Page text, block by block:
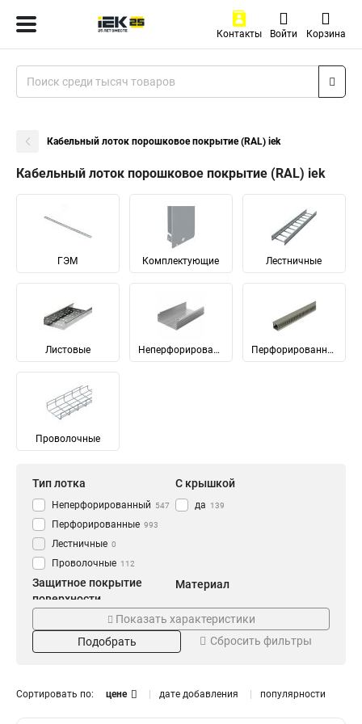
Контакты Войти Корзина
Кабельный лоток порошковое покрытие (RAL) iek
Кабельный лоток порошковое покрытие (RAL) iek
ГЭМ Комплектующие Лестничные
Листовые Неперфорированные Перфорированные
Проволочные
Тип лотка
Неперфорированный 547
Перфорированные 993
Лестничные 0
Проволочные 112
С крышкой
да 139
Защитное покрытие
поверхности
Оцинкованный (INOX) 42
Порошковое покрытие
(HDZ) 1042
Материал
Сталь 2578
Длина (мм) Размер короба, мм
Показать характеристики
Подобрать
Сбросить фильтры
Сортировать по: цене дате добавления популярности